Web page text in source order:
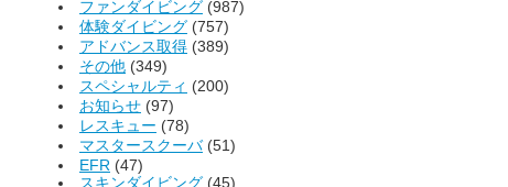
ファンダイビング (987)
体験ダイビング (757)
アドバンス取得 (389)
その他 (349)
スペシャルティ (200)
お知らせ (97)
レスキュー (78)
マスタースクーバ(51)
EFR (47)
スキンダイビング (45)